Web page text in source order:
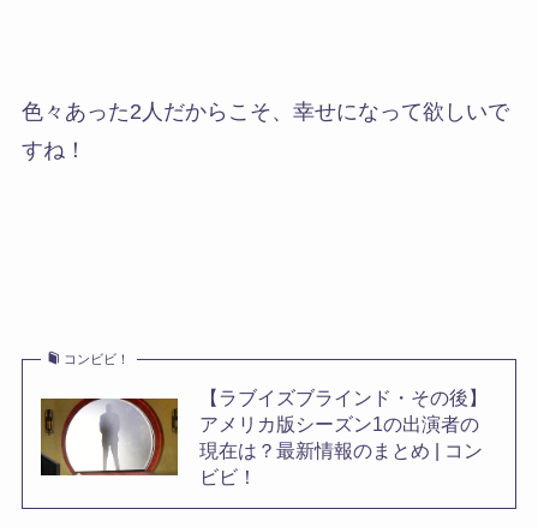
色々あった2人だからこそ、幸せになって欲しいで
すね！
コンビビ！
【ラブイズブラインド・その後】
アメリカ版シーズン1の出演者の
現在は？最新情報のまとめ | コン
ビビ！